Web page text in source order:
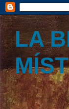
LA